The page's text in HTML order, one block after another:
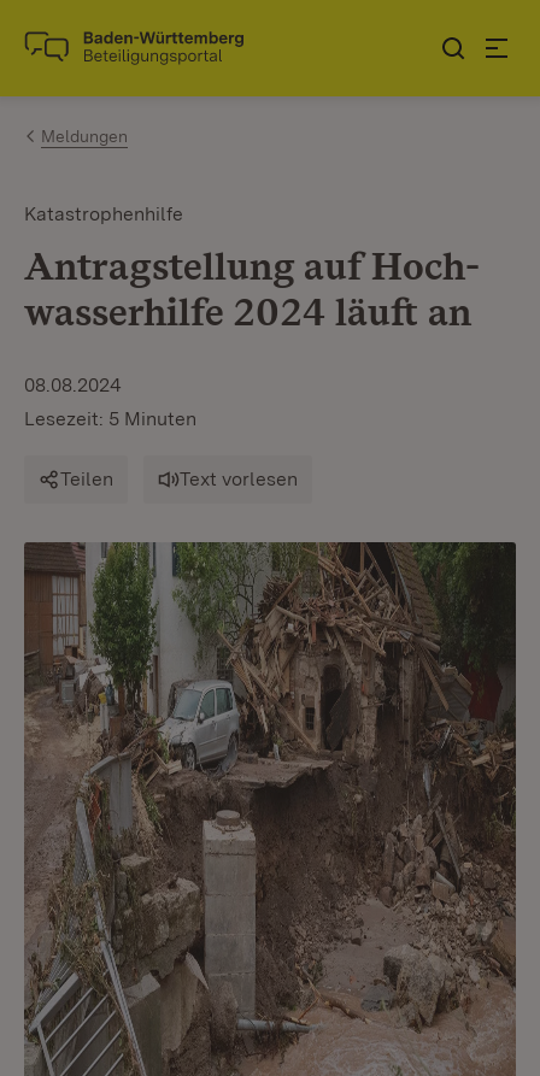
Zum Inhalt springen
Link zur Startseite
Meldungen
Katastrophenhilfe
Antragstellung auf Hoch­
wasserhilfe 2024 läuft an
08.08.2024
Lesezeit: 5 Minuten
Teilen Text vorlesen